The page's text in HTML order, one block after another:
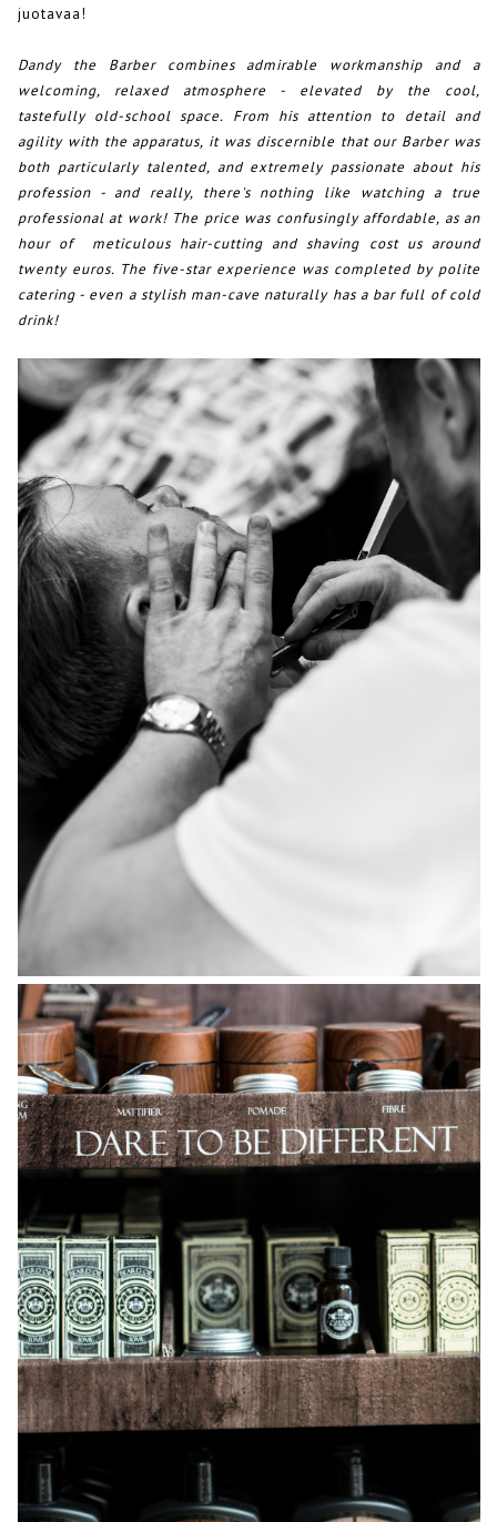
juotavaa!
Dandy the Barber combines admirable workmanship and a
welcoming, relaxed atmosphere - elevated by the cool,
tastefully old-school space. From his attention to detail and
agility with the apparatus, it was discernible that our Barber was
both particularly talented, and extremely passionate about his
profession - and really, there's nothing like watching a true
professional at work! The price was confusingly affordable, as an
hour of meticulous hair-cutting and shaving cost us around
twenty euros. The five-star experience was completed by polite
catering - even a stylish man-cave naturally has a bar full of cold
drink!